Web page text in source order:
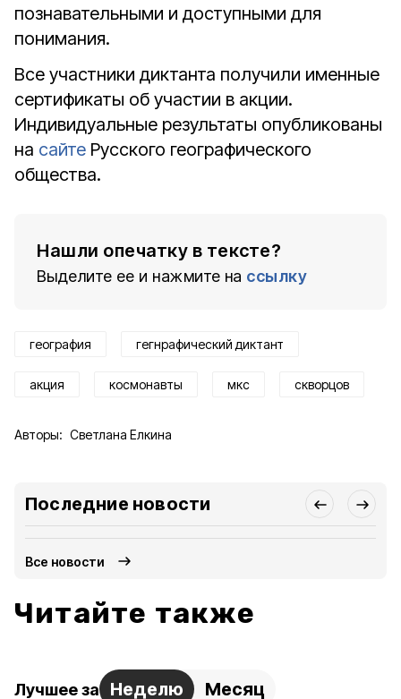
познавательными и доступными для
понимания.
Все участники диктанта получили именные
сертификаты об участии в акции.
Индивидуальные результаты опубликованы
на сайте Русского географического
общества.
Нашли опечатку в тексте?
Выделите ее и нажмите на ссылку
география гегнрафический диктант
акция космонавты мкс скворцов
Авторы: Светлана Елкина
Последние новости
Все новости
Читайте также
Лучшее за Неделю Месяц